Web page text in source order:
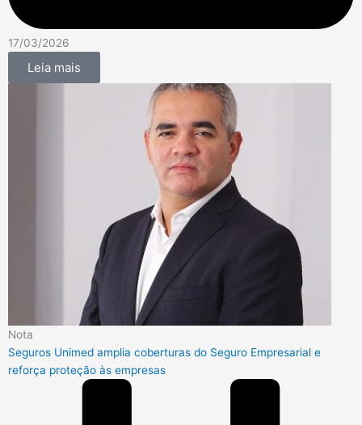
17/03/2026
Leia mais
Nota
Seguros Unimed amplia coberturas do Seguro Empresarial e
reforça proteção às empresas